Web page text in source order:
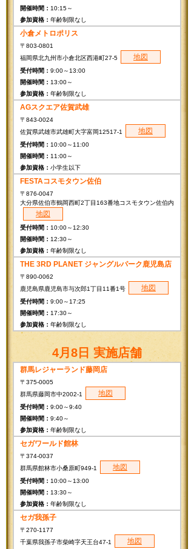
10:15～
年齢制限なし
小倉メトロポリス
〒803-0801
福岡県北九州市小倉北区西港町27-5
地図
9:00～13:00
13:00～
年齢制限なし
AGスクエア佐賀武雄
〒843-0024
佐賀県武雄市武雄町大字富岡12517-1
地図
10:00～11:00
11:00～
小学生以下
FESTAコスモタウン佐伯
〒876-0047
大分県佐伯市鶴岡西町2丁目163番地コスモタウン佐伯内
地図
10:00～12:30
12:30～
年齢制限なし
THE 3RD PLANET ジャングルパーク鹿児島店
〒890-0062
鹿児島県鹿児島市与次郎1丁目11番1号
地図
9:00～17:25
17:30～
年齢制限なし
4月8日 実施店舗
群馬レジャーランド藤岡店
〒375-0005
群馬県藤岡市中2002-1
地図
9:00～9:40
9:40～
年齢制限なし
セガワールド館林
〒374-0037
群馬県館林市小桑原町949-1
地図
10:00～13:00
13:30～
年齢制限なし
セガ我孫子
〒270-1177
千葉県我孫子市柴崎字天王台47-1
地図